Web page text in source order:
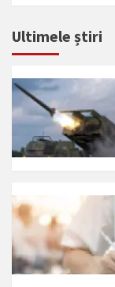
Ultimele știri